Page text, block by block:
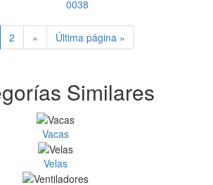
2 » Última página »
Similares
Vacas
Velas